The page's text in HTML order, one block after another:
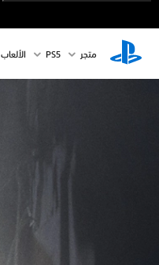
متجر PS5‏ الألعاب